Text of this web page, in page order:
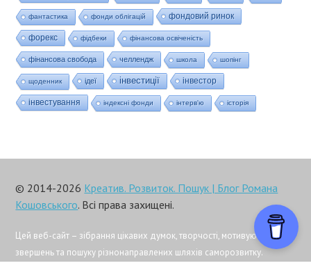
фантастика фонди облігацій фондовий ринок
форекс фідбеки фінансова освіченість
фінансова свобода челлендж школа шопінг
щоденник ідеї інвестиції інвестор
інвестування індексні фонди інтерв'ю історія
© 2014-2026 Креатив. Розвиток. Пошук | Блог Романа
Кошовського. Всі права захищені.
Цей веб-сайт – зібрання цікавих думок, творчості, мотивуючих
звершень та пошуку різнонаправлених шляхів саморозвитку.